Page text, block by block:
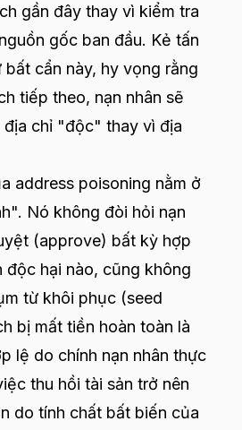
gần đây thay vì kiểm tra
gốc ban đầu. Kẻ tấn
cẩn này, hy vọng rằng
tiếp theo, nạn nhân sẽ
địa chỉ "độc" thay vì địa
address poisoning nằm ở
Nó không đòi hỏi nạn
(approve) bất kỳ hợp
độc hại nào, cũng không
từ khôi phục (seed
bị mất tiền hoàn toàn là
lệ do chính nạn nhân thực
thu hồi tài sản trở nên
do tính chất bất biến của